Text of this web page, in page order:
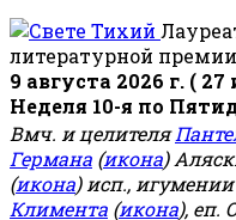
литературной
9 августа 2026 г. (
Неделя 10-я по
Вмч. и целителя
Германа (икона)
(икона) исп., игумении
Климента (икона), еп.